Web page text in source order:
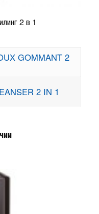
2 в 1
GOMMANT 2
2 IN 1